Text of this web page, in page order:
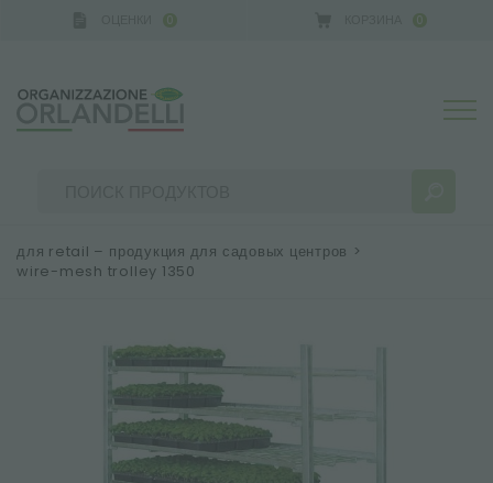
0 0
БОЛЬШЕ РЕЗУЛЬТАТОВ ДЛЯ ВАС:
для retail – продукция для садовых центров >
wire-mesh trolley 1350